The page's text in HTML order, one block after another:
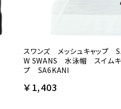
スワンズ メッシュキャッ
W SWANS 水泳帽 スイムキ
プ SA6KANI
￥1,403